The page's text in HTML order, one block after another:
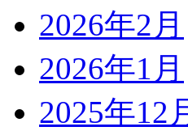
2026年2月
2026年1月
2025年12